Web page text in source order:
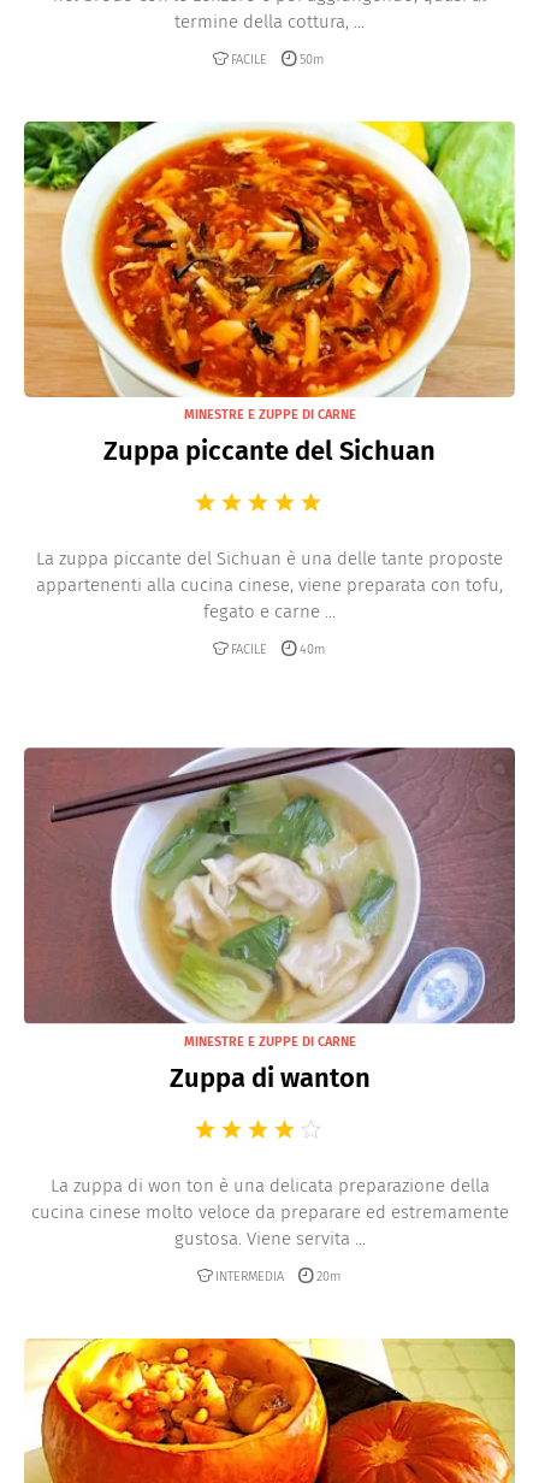
termine della cottura, ...
FACILE 50m
MINESTRE E ZUPPE DI CARNE
Zuppa piccante del Sichuan
La zuppa piccante del Sichuan è una delle tante proposte
appartenenti alla cucina cinese, viene preparata con tofu,
fegato e carne ...
FACILE 40m
MINESTRE E ZUPPE DI CARNE
Zuppa di wanton
La zuppa di won ton è una delicata preparazione della
cucina cinese molto veloce da preparare ed estremamente
gustosa. Viene servita ...
INTERMEDIA 20m